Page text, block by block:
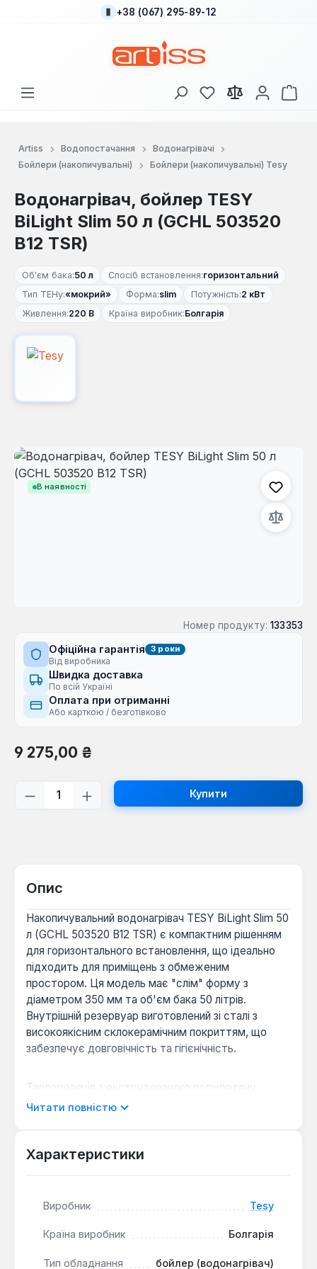
Перейти до основного вмісту
+38 (067) 295-89-12
У вас є 0 у списку
Artiss Водопостачання
Водонагрівачі
Бойлери (накопичувальні)
Бойлери (накопичувальні) Tesy
Водонагрівач, бойлер TESY
BiLight Slim 50 л (GCHL 503520
B12 TSR)
Об'єм бака:50 л Спосіб встановлення:горизонтальний
Тип ТЕНу:«мокрий» Форма:slim Потужність:2 кВт
Живлення:220 В Країна виробник:Болгарія
В наявності
Пропустити галерею зображень
Номер продукту: 133353
Офіційна гарантія 3 роки
Від виробника
Швидка доставка
По всій Україні
Оплата при отриманні
Або карткою / безготівково
Звичайна ціна:
9 275,00 ₴
Кількість товару: Введіть потрібну
Купити
Опис
Накопичувальний водонагрівач TESY BiLight Slim 50
л (GCHL 503520 B12 TSR) є компактним рішенням
для горизонтального встановлення, що ідеально
підходить для приміщень з обмеженим
простором. Ця модель має "слім" форму з
діаметром 350 мм та об'єм бака 50 літрів.
Внутрішній резервуар виготовлений зі сталі з
високоякісним склокерамічним покриттям, що
забезпечує довговічність та гігієнічність.
Теплоізоляція з екструдованого поліуретану
відповідає європейським вимогам якості та
термостатом з тепловим та електричним
певних конфігураціях.
Ефект PISTON:Унікальна насадка з
нержавіючої сталі уповільнює змішування
Читати повністю
Характеристики
Виробник Tesy
Країна виробник Болгарія
Тип обладнання бойлер (водонагрівач)